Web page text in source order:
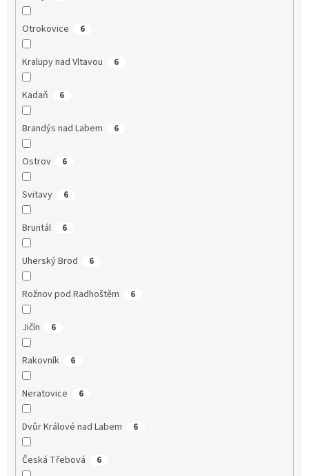
Otrokovice 6
Kralupy nad Vltavou 6
Kadaň 6
Brandýs nad Labem 6
Ostrov 6
Svitavy 6
Bruntál 6
Uherský Brod 6
Rožnov pod Radhoštěm 6
Jičín 6
Rakovník 6
Neratovice 6
Dvůr Králové nad Labem 6
Česká Třebová 6